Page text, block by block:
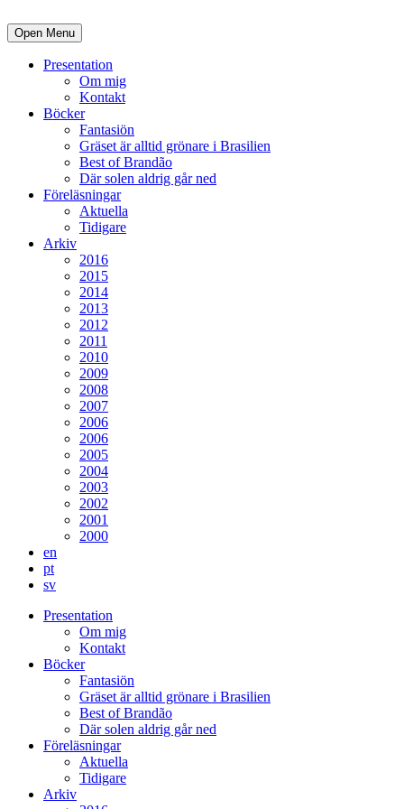
Open Menu
Presentation
Om mig
Kontakt
Böcker
Fantasiön
Gräset är alltid grönare i Brasilien
Best of Brandão
Där solen aldrig går ned
Föreläsningar
Aktuella
Tidigare
Arkiv
2016
2015
2014
2013
2012
2011
2010
2009
2008
2007
2006
2006
2005
2004
2003
2002
2001
2000
en
pt
sv
Presentation
Om mig
Kontakt
Böcker
Fantasiön
Gräset är alltid grönare i Brasilien
Best of Brandão
Där solen aldrig går ned
Föreläsningar
Aktuella
Tidigare
Arkiv